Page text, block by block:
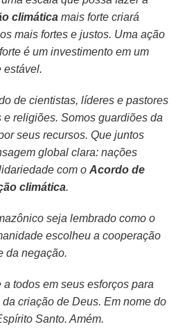
climática mais forte criará
mais fortes e justos. Uma ação
é um investimento em um
estável.
de cientistas, líderes e pastores
e religiões. Somos guardiões da
seus recursos. Que juntos
global clara: nações
com oAcordo de
climática.
seja lembrado como o
escolheu a cooperação
da negação.
todos em seus esforços para
criação de Deus. Em nome do
Santo. Amém.